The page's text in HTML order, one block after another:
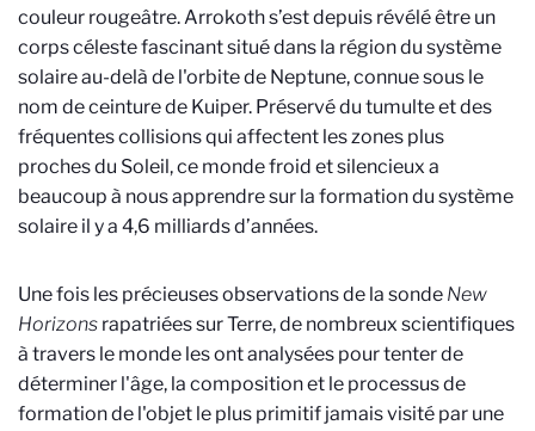
couleur rougeâtre. Arrokoth s’est depuis révélé être un
corps céleste fascinant situé dans la région du système
solaire au-delà de l'orbite de Neptune, connue sous le
nom de ceinture de Kuiper. Préservé du tumulte et des
fréquentes collisions qui affectent les zones plus
proches du Soleil, ce monde froid et silencieux a
beaucoup à nous apprendre sur la formation du système
solaire il y a 4,6 milliards d’années.
Une fois les précieuses observations de la sonde New
Horizons rapatriées sur Terre, de nombreux scientifiques
à travers le monde les ont analysées pour tenter de
déterminer l'âge, la composition et le processus de
formation de l'objet le plus primitif jamais visité par une